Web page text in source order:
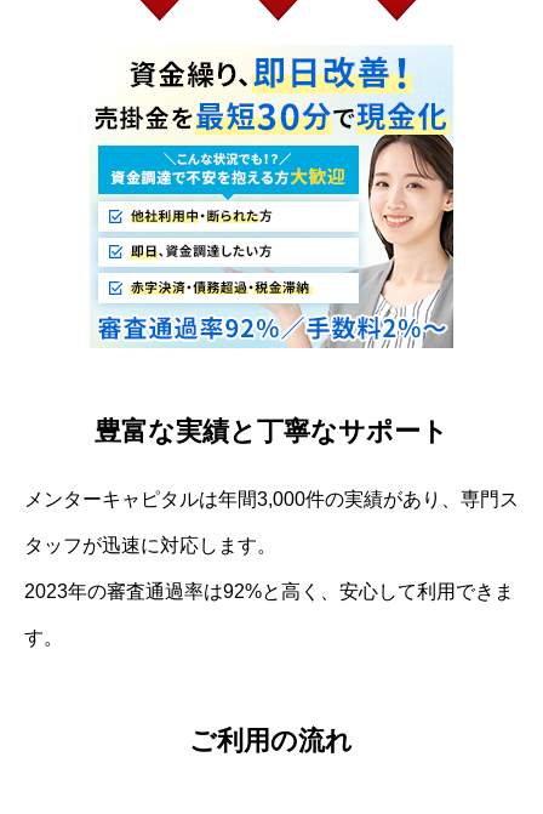
豊富な実績と丁寧なサポート
メンターキャピタルは年間3,000件の実績があり、専門ス
タッフが迅速に対応します。
2023年の審査通過率は92%と高く、安心して利用できま
す。
ご利用の流れ